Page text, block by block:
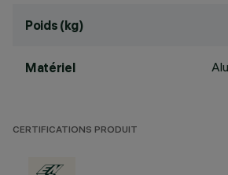
Poids (kg)
Matériel
CERTIFICATIONS PRODUIT